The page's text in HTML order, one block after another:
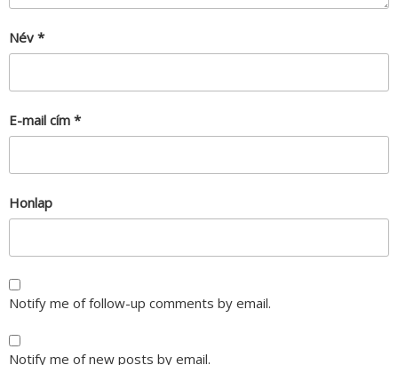
Név *
E-mail cím *
Honlap
Notify me of follow-up comments by email.
Notify me of new posts by email.